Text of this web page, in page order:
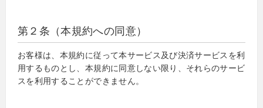
第２条（本規約への同意）
お客様は、本規約に従って本サービス及び決済サービスを利
用するものとし、本規約に同意しない限り、それらのサービ
スを利用することができません。